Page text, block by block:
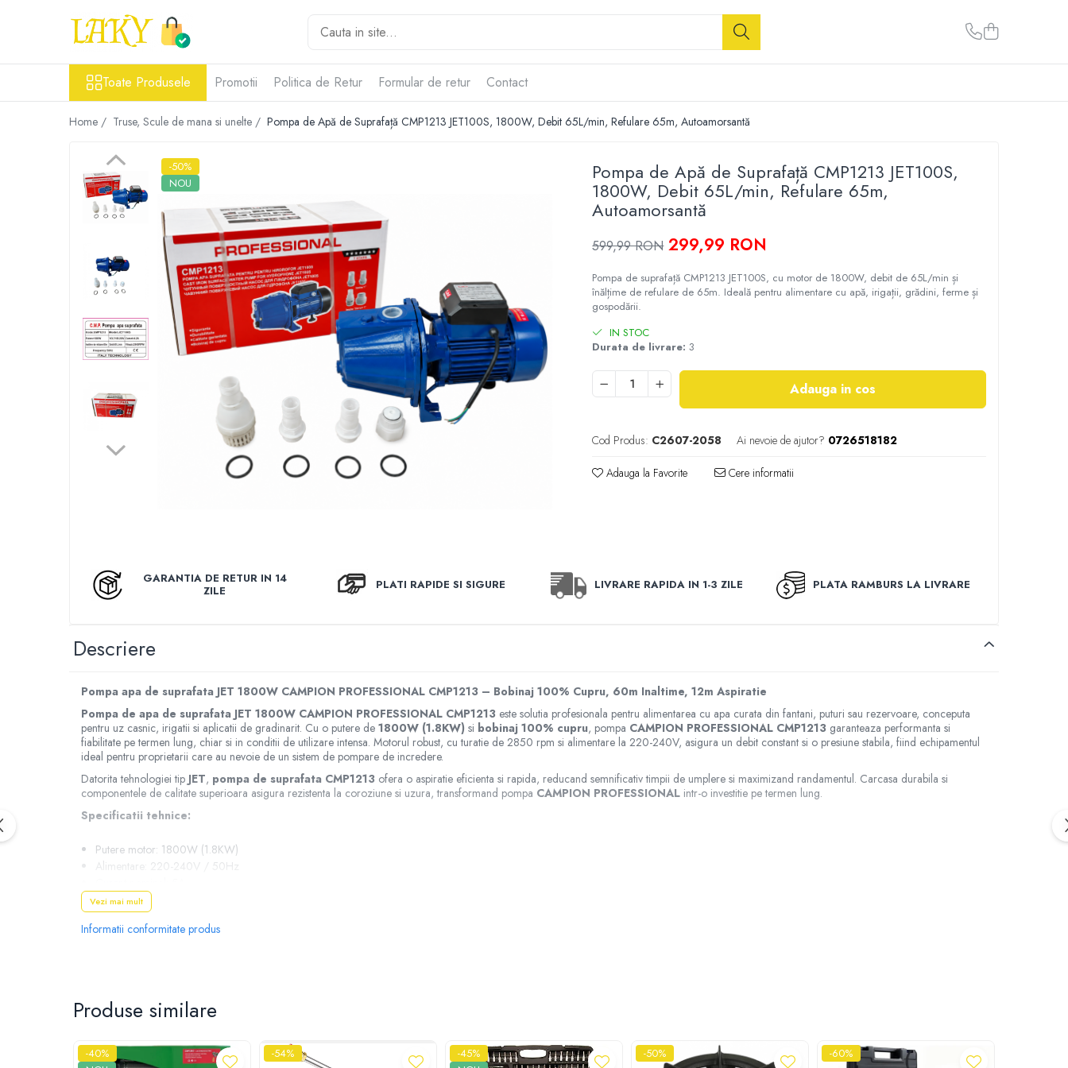
Îngrijire personală & Cosmetice
Casă & Grădină
Accesorii telefoane & Gadgeturi
TV, Audio-Video & Foto
Instalatii luminoase, Brazi Artificiali de
Sisteme de supraveghere si securitate
Toate Produsele Promotii Politica de Retur Formular de retur Contact
Home / Truse, Scule de mana si unelte / Pompa de Apă de Suprafață CMP1213 JET100S, 1800W, Debit 65L/min, Refulare 65m, Autoamorsantă
Pompa de Apă de Suprafață CMP1213 JET100S,
1800W, Debit 65L/min, Refulare 65m,
Autoamorsantă
-50%
NOU
599,99 RON 299,99 RON
Pompa de suprafață CMP1213 JET100S, cu motor de 1800W, debit de 65L/min și
înălțime de refulare de 65m. Ideală pentru alimentare cu apă, irigații, grădini, ferme și
gospodării.
IN STOC
Durata de livrare: 3
Adauga in cos
Cod Produs: C2607-2058 Ai nevoie de ajutor? 0726518182
Adauga la Favorite Cere informatii
GARANTIA DE RETUR IN 14
ZILE
PLATI RAPIDE SI SIGURE LIVRARE RAPIDA IN 1-3 ZILE PLATA RAMBURS LA LIVRARE
Descriere
Pompa apa de suprafata JET 1800W CAMPION PROFESSIONAL CMP1213 – Bobinaj 100% Cupru, 60m Inaltime, 12m Aspiratie
Pompa de apa de suprafata JET 1800W CAMPION PROFESSIONAL CMP1213 este solutia profesionala pentru alimentarea cu apa curata din fantani, puturi sau rezervoare, conceputa
pentru uz casnic, irigatii si aplicatii de gradinarit. Cu o putere de 1800W (1.8KW) si bobinaj 100% cupru, pompa CAMPION PROFESSIONAL CMP1213 garanteaza performanta si
fiabilitate pe termen lung, chiar si in conditii de utilizare intensa. Motorul robust, cu turatie de 2850 rpm si alimentare la 220-240V, asigura un debit constant si o presiune stabila, fiind echipamentul
ideal pentru proprietarii care au nevoie de un sistem de pompare de incredere.
Datorita tehnologiei tip JET, pompa de suprafata CMP1213 ofera o aspiratie eficienta si rapida, reducand semnificativ timpii de umplere si maximizand randamentul. Carcasa durabila si
componentele de calitate superioara asigura rezistenta la coroziune si uzura, transformand pompa CAMPION PROFESSIONAL intr-o investitie pe termen lung.
Specificatii tehnice:
Putere motor: 1800W (1.8KW)
Alimentare: 220-240V / 50Hz
Viteza de rotatie: 2850 rpm
Inaltime maxima de pompare: 60m
Adancime de aspiratie: 9-12m
Bobinaj: 100% cupru
Tehnologie: JET
Vezi mai mult
Informatii conformitate produs
Produse similare
-40%
-54%
-45%
-50% -60%